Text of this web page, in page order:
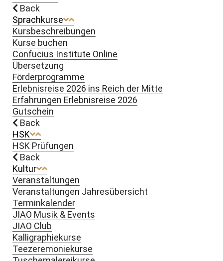
Back
Sprachkurse
Kursbeschreibungen
Kurse buchen
Confucius Institute Online
Übersetzung
Förderprogramme
Erlebnisreise 2026 ins Reich der Mitte
Erfahrungen Erlebnisreise 2026
Gutschein
Back
HSK
HSK Prüfungen
Back
Kultur
Veranstaltungen
Veranstaltungen Jahresübersicht
Terminkalender
JIAO Musik & Events
JIAO Club
Kalligraphiekurse
Teezeremoniekurse